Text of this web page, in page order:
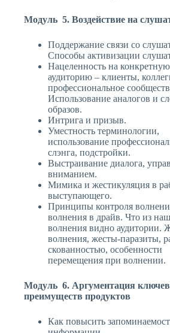
Модуль 5. Воздействие на
Поддержание связи со
Способы активизации
Нацеленность на конкретную
аудиторию – клиенты,
профессиональное
Использование аналогов и
образов.
Интрига и призыв.
Уместность терминологии,
использование
слэнга, подстройки.
Выстраивание диалога,
вниманием.
Мимика и жестикуляция в
выступающего.
Принципы контроля
волнения в драйв. Что из
волнения видно аудитории.
волнения, жесты-паразиты,
скованностью, особенности
перемещения при волнении.
Модуль 6. Аргументация
преимуществ продуктов
Как повысить